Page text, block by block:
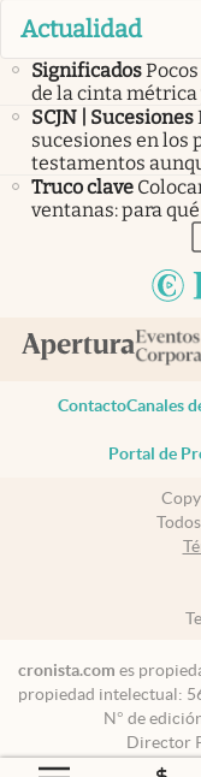
Actualidad
Significados
de la cinta métrica
SCJN | Sucesiones
sucesiones en los
testamentos
Truco clave
ventanas: para
ContactoCanales
Portal de
cronista.com es
propiedad intelectual:
N° de
Director